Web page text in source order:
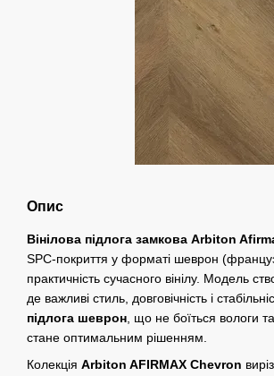
Опис
Вінілова підлога замкова Arbiton
SPC-покриття у форматі шеврон
практичність сучасного вінілу. Модель
де важливі стиль, довговічність і
підлога шеврон , що не боїться вологи
стане оптимальним рішенням.
Колекція Arbiton AFIRMAX Chevron